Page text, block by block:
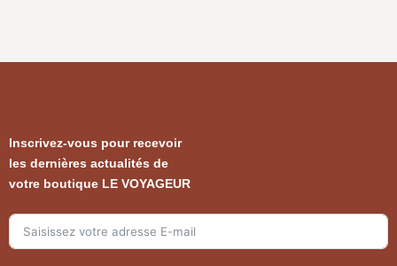
Inscrivez-vous pour recevoir
les dernières actualités de
votre boutique LE VOYAGEUR